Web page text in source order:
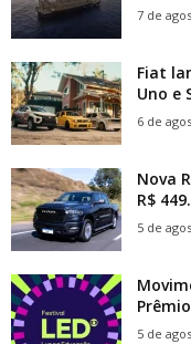
7 de
Fiat
Uno e
6 de
Nova
R$
5 de
5 de